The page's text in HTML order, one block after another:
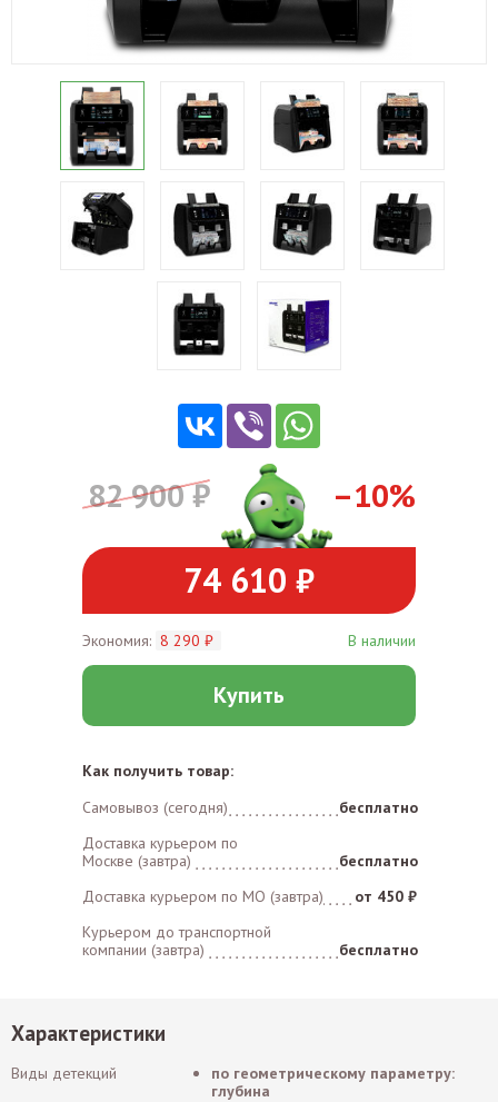
82 900 ₽ –10%
74 610 ₽
Экономия: 8 290 ₽ В наличии
Купить
Как получить товар:
Самовывоз (сегодня)
бесплатно
Доставка курьером по
Москве (завтра)
бесплатно
Доставка курьером по MO (завтра)
от 450 ₽
Курьером до транспортной
компании (завтра)
бесплатно
Характеристики
Виды детекций
по геометрическому параметру:
глубина